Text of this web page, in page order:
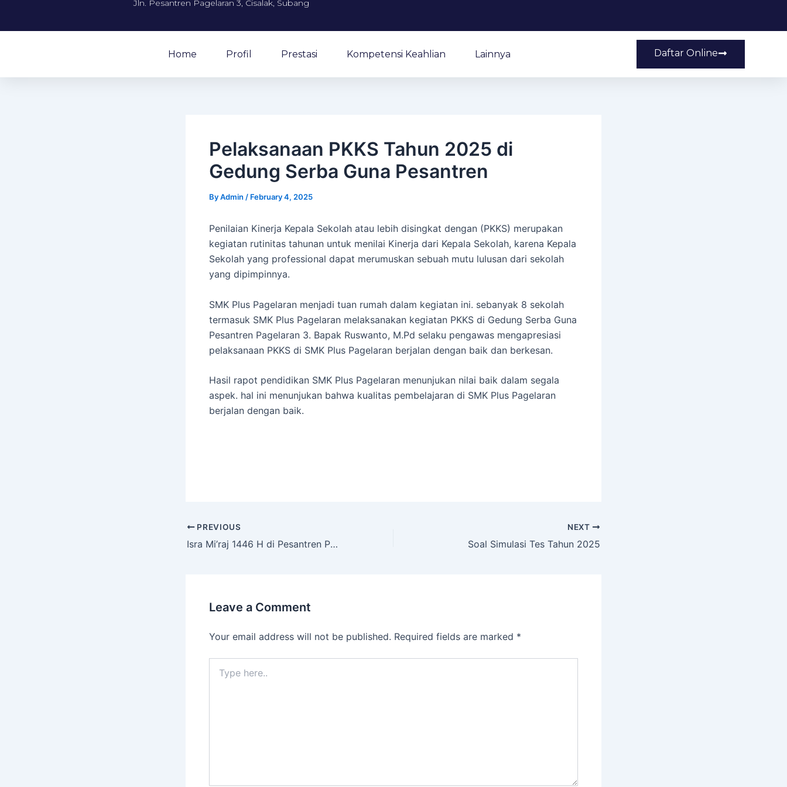
Jln. Pesantren Pagelaran 3, Cisalak, Subang
Home Profil Prestasi Kompetensi Keahlian Lainnya Daftar Online
Pelaksanaan PKKS Tahun 2025 di
Gedung Serba Guna Pesantren
ByAdmin / February 4, 2025
Penilaian Kinerja Kepala Sekolah atau lebih disingkat dengan (PKKS) merupakan
kegiatan rutinitas tahunan untuk menilai Kinerja dari Kepala Sekolah, karena Kepala
Sekolah yang professional dapat merumuskan sebuah mutu lulusan dari sekolah
yang dipimpinnya.
SMK Plus Pagelaran menjadi tuan rumah dalam kegiatan ini. sebanyak 8 sekolah
termasuk SMK Plus Pagelaran melaksanakan kegiatan PKKS di Gedung Serba Guna
Pesantren Pagelaran 3. Bapak Ruswanto, M.Pd selaku pengawas mengapresiasi
pelaksanaan PKKS di SMK Plus Pagelaran berjalan dengan baik dan berkesan.
Hasil rapot pendidikan SMK Plus Pagelaran menunjukan nilai baik dalam segala
aspek. hal ini menunjukan bahwa kualitas pembelajaran di SMK Plus Pagelaran
berjalan dengan baik.
PREVIOUS
Isra Mi’raj 1446 H di Pesantren Pagelaran 3
NEXT
Soal Simulasi Tes Tahun 2025
Leave a Comment
Your email address will not be published. Required fields are marked *
here..